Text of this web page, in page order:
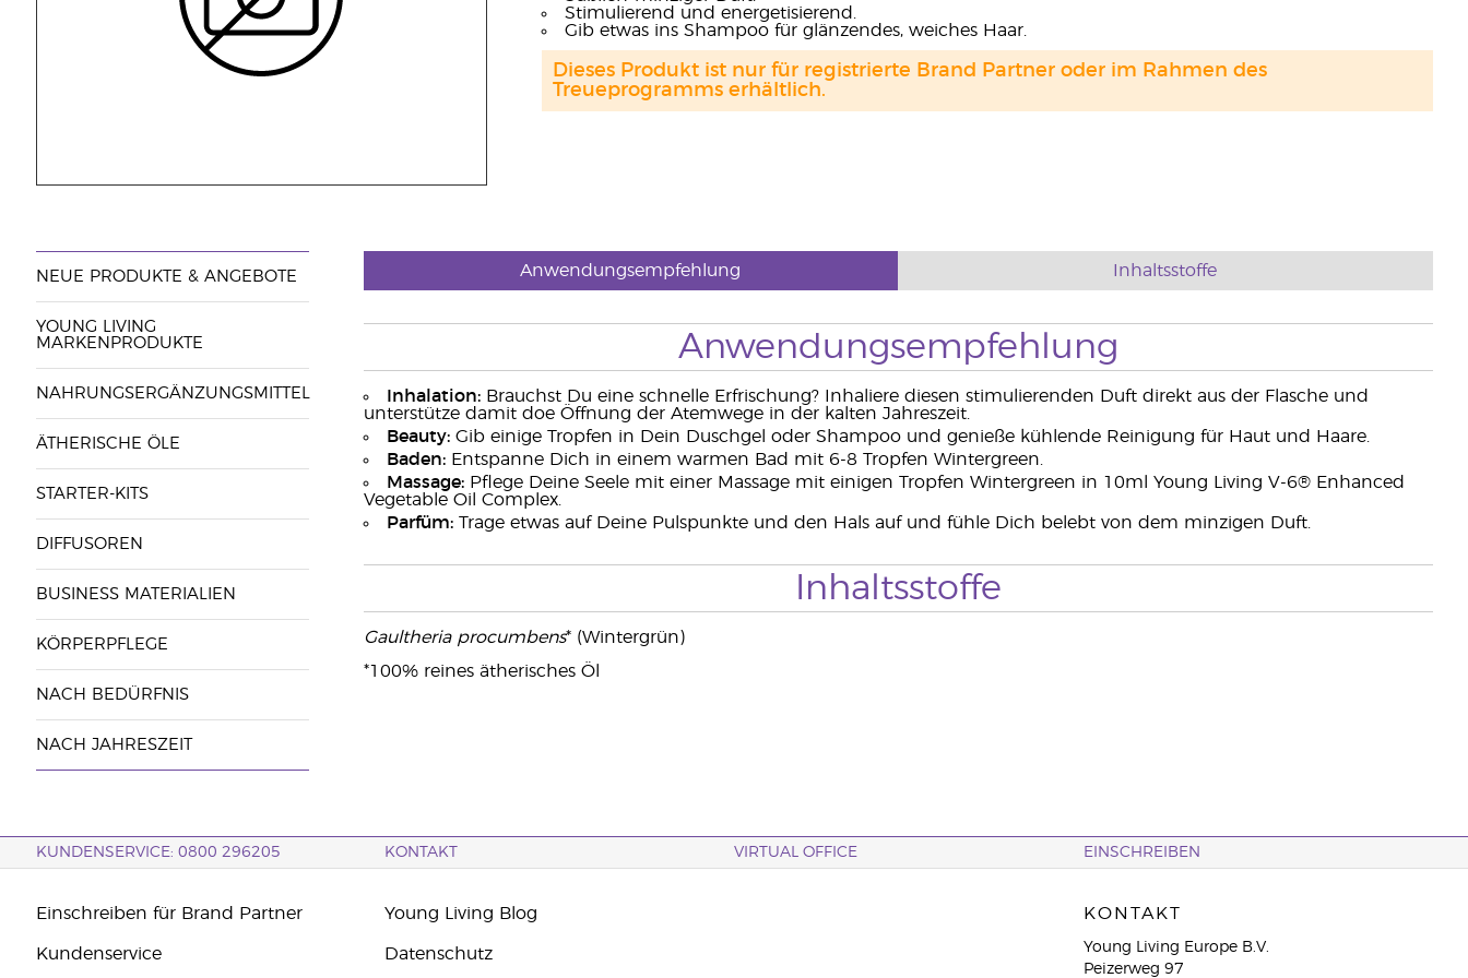
Stimulierend und energetisierend.
Gib etwas ins Shampoo für glänzendes, weiches Haar.
Dieses Produkt ist nur für registrierte Brand Partner oder im Rahmen des
Treueprogramms erhältlich.
NEUE PRODUKTE & ANGEBOTE
YOUNG LIVING
MARKENPRODUKTE
NAHRUNGSERGÄNZUNGSMITTEL
ÄTHERISCHE ÖLE
STARTER-KITS
DIFFUSOREN
BUSINESS MATERIALIEN
KÖRPERPFLEGE
NACH BEDÜRFNIS
NACH JAHRESZEIT
Anwendungsempfehlung Inhaltsstoffe
Anwendungsempfehlung
Inhalation:Brauchst Du eine schnelle Erfrischung? Inhaliere diesen stimulierenden Duft direkt aus der Flasche und
unterstütze damit doe Öffnung der Atemwege in der kalten Jahreszeit.
Beauty:Gib einige Tropfen in Dein Duschgel oder Shampoo und genieße kühlende Reinigung für Haut und Haare.
Baden:Entspanne Dich in einem warmen Bad mit 6-8 Tropfen Wintergreen.
Massage:Pflege Deine Seele mit einer Massage mit einigen Tropfen Wintergreen in 10ml Young Living V-6® Enhanced
Vegetable Oil Complex.
Parfüm:Trage etwas auf Deine Pulspunkte und den Hals auf und fühle Dich belebt von dem minzigen Duft.
Inhaltsstoffe
Gaultheria procumbens* (Wintergrün)
*100% reines ätherisches Öl
KUNDENSERVICE: 0800 296205 KONTAKT VIRTUAL OFFICE EINSCHREIBEN
Einschreiben für Brand Partner
Kundenservice
Young Living Blog
Datenschutz
KONTAKT
Young Living Europe B.V.
Peizerweg 97